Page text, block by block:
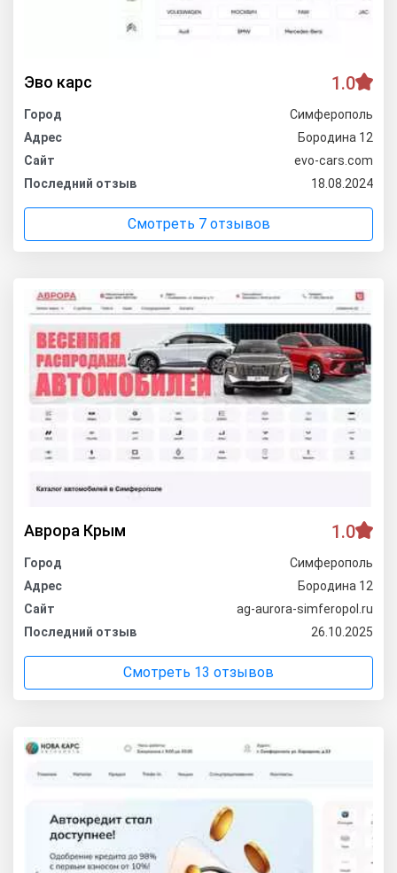
Эво карс 1.0
Город
Симферополь
Адрес
Бородина 12
Сайт
evo-cars.com
Последний отзыв
18.08.2024
Смотреть 7 отзывов
Аврора Крым 1.0
Город
Симферополь
Адрес
Бородина 12
Сайт
ag-aurora-simferopol.ru
Последний отзыв
26.10.2025
Смотреть 13 отзывов